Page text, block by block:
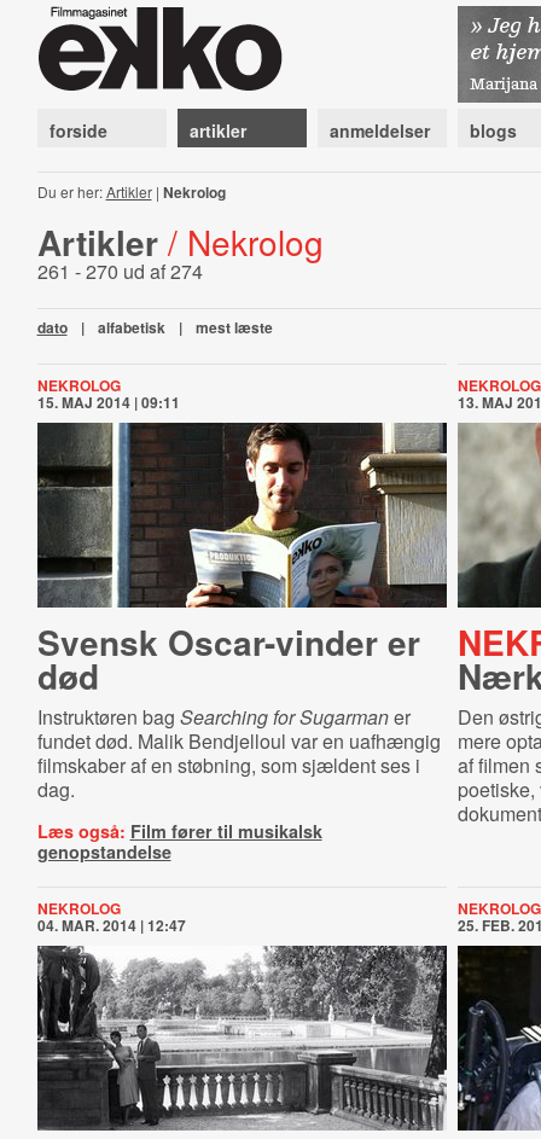
forside artikler anmeldelser blogs
Du er her:Artikler| Nekrolog
Artikler / Nekrolog
261 - 270 ud af 274
dato | alfabetisk | mest læste
NEKROLOG
15. MAJ 2014 | 09:11
Svensk Oscar-vinder er
død
Instruktøren bag Searching for Sugarmaner
fundet død. Malik Bendjelloul var en uafhængig
filmskaber af en støbning, som sjældent ses i
dag.
Læs også: Film fører til musikalsk
genopstandelse
NEKROLOG
13. MAJ
Den
mere
af filmen
NEKROLOG
04. MAR. 2014 | 12:47
NEKROLOG
25. FEB.